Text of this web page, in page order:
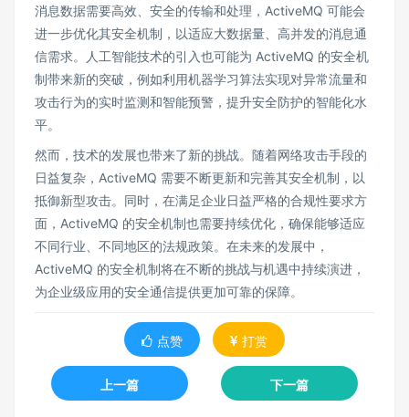
消息数据需要高效、安全的传输和处理，ActiveMQ 可能会
进一步优化其安全机制，以适应大数据量、高并发的消息通
信需求。人工智能技术的引入也可能为 ActiveMQ 的安全机
制带来新的突破，例如利用机器学习算法实现对异常流量和
攻击行为的实时监测和智能预警，提升安全防护的智能化水
平。
然而，技术的发展也带来了新的挑战。随着网络攻击手段的
日益复杂，ActiveMQ 需要不断更新和完善其安全机制，以
抵御新型攻击。同时，在满足企业日益严格的合规性要求方
面，ActiveMQ 的安全机制也需要持续优化，确保能够适应
不同行业、不同地区的法规政策。在未来的发展中，
ActiveMQ 的安全机制将在不断的挑战与机遇中持续演进，
为企业级应用的安全通信提供更加可靠的保障。
点赞 打赏
上一篇 下一篇